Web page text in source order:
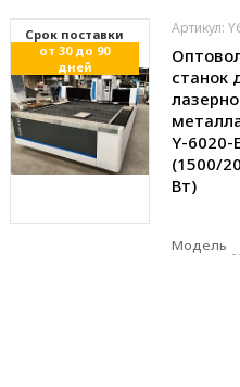
Cрок поставки
от 30 до 90
дней
Артикул:
станок
Y-6020-
(1500/
Вт)
Модель